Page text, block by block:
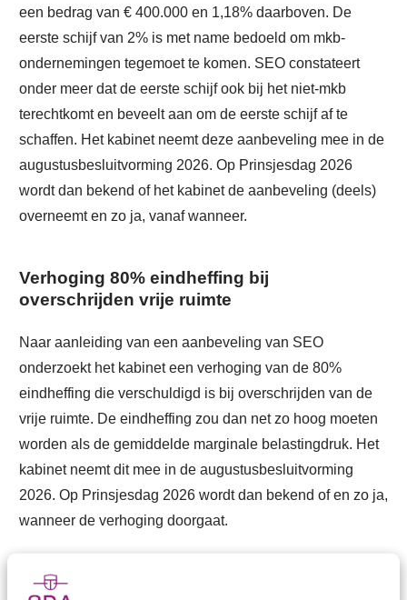
een bedrag van € 400.000 en 1,18% daarboven. De
eerste schijf van 2% is met name bedoeld om mkb-
ondernemingen tegemoet te komen. SEO constateert
onder meer dat de eerste schijf ook bij het niet-mkb
terechtkomt en beveelt aan om de eerste schijf af te
schaffen. Het kabinet neemt deze aanbeveling mee in de
augustusbesluitvorming 2026. Op Prinsjesdag 2026
wordt dan bekend of het kabinet de aanbeveling (deels)
overneemt en zo ja, vanaf wanneer.
Verhoging 80% eindheffing bij
overschrijden vrije ruimte
Naar aanleiding van een aanbeveling van SEO
onderzoekt het kabinet een verhoging van de 80%
eindheffing die verschuldigd is bij overschrijden van de
vrije ruimte. De eindheffing zou dan net zo hoog moeten
worden als de gemiddelde marginale belastingdruk. Het
kabinet neemt dit mee in de augustusbesluitvorming
2026. Op Prinsjesdag 2026 wordt dan bekend of en zo ja,
wanneer de verhoging doorgaat.
Samenloop thuiswerk- en